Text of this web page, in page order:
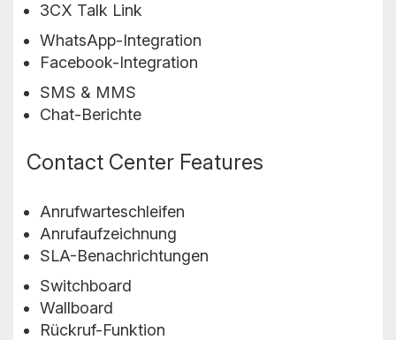
3CX Talk Link
WhatsApp-Integration
Facebook-Integration
SMS & MMS
Chat-Berichte
Contact Center Features
Anrufwarteschleifen
Anrufaufzeichnung
SLA-Benachrichtungen
Switchboard
Wallboard
Rückruf-Funktion